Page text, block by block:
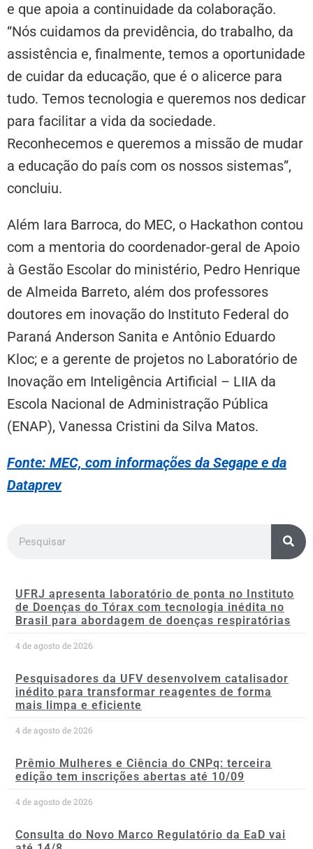
e que apoia a continuidade da colaboração.
“Nós cuidamos da previdência, do trabalho, da
assistência e, finalmente, temos a oportunidade
de cuidar da educação, que é o alicerce para
tudo. Temos tecnologia e queremos nos dedicar
para facilitar a vida da sociedade.
Reconhecemos e queremos a missão de mudar
a educação do país com os nossos sistemas”,
concluiu.
Além Iara Barroca, do MEC, o Hackathon contou
com a mentoria do coordenador-geral de Apoio
à Gestão Escolar do ministério, Pedro Henrique
de Almeida Barreto, além dos professores
doutores em inovação do Instituto Federal do
Paraná Anderson Sanita e Antônio Eduardo
Kloc; e a gerente de projetos no Laboratório de
Inovação em Inteligência Artificial – LIIA da
Escola Nacional de Administração Pública
(ENAP), Vanessa Cristini da Silva Matos.
Fonte: MEC, com informações da Segape e da
Dataprev
UFRJ apresenta laboratório de ponta no Instituto
de Doenças do Tórax com tecnologia inédita no
Brasil para abordagem de doenças respiratórias
4 de agosto de 2026
Pesquisadores da UFV desenvolvem catalisador
inédito para transformar reagentes de forma
mais limpa e eficiente
4 de agosto de 2026
Prêmio Mulheres e Ciência do CNPq: terceira
edição tem inscrições abertas até 10/09
4 de agosto de 2026
Consulta do Novo Marco Regulatório da EaD vai